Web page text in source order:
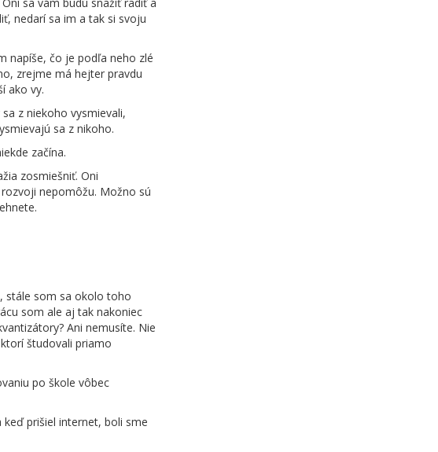
nedarí sa im a tak si svoju
napíše, čo je podľa neho zlé
zrejme má hejter pravdu
ako vy.
z niekoho vysmievali,
sa z nikoho.
začína.
zosmiešniť. Oni
nepomôžu. Možno sú
stále som sa okolo toho
som ale aj tak nakoniec
Ani nemusíte. Nie
študovali priamo
po škole vôbec
prišiel internet, boli sme